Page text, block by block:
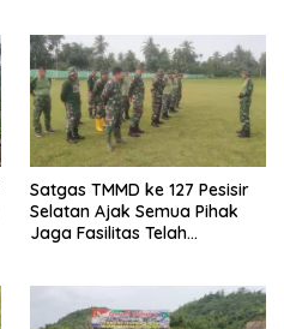
Satgas TMMD ke 127 Pesisir
Selatan Ajak Semua Pihak
Jaga Fasilitas Telah